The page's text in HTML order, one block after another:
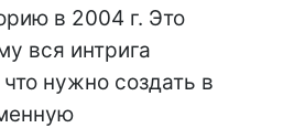
в 2004 г. Это
вся интрига
нужно создать в